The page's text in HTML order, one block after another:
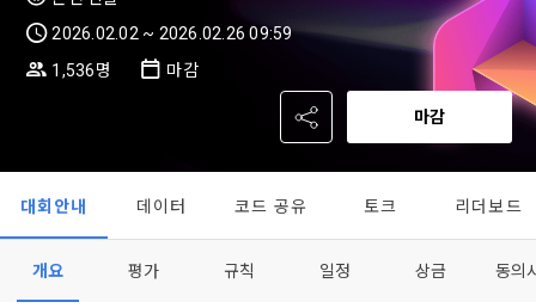
알림 모두 읽음 닫기
✕ MY XP XP 안내
다음 레벨까지150 XP
0/150 XP
적립 XP
0
사용 XP
본 약관은 데이콘 주식회사(이하 “회사”)와 “회원” 간에 정보 서
규정하는 데 그 목적이 있다. “회원”은 모든 약관에 동의해야 하
며, 어떤 방식이든 본 서비스를 사용한다는 것은 “회원”이 본 약
관의 전부에 동의한다는 것을 의미하며 본 약관은 “회원”이 서비
스를 사용하는 동안 계속 유효하다. 본 약관은 저작권 분쟁 정책
개인정보 처리방침
데이콘 개인정보 처리방침
(2021.05.24 본)
데이콘은 이용자 개인정보 보호를 여러 경영요소 가운데 최
우선의 가치로 두고 있습니다. 데이콘주식회사(이하 ‘데이콘’ 또
마케팅 정보 수신 동의
DACON이 제공하는 이용자 맞춤형 서비스 및 상품 추천, 각종
2026.02.02 ~ 2026.02.26 09:59
1,536명
마감
마감
대회안내 데이터 코드 공유 토크 리더보드
개요 평가 규칙 일정 상금 동의